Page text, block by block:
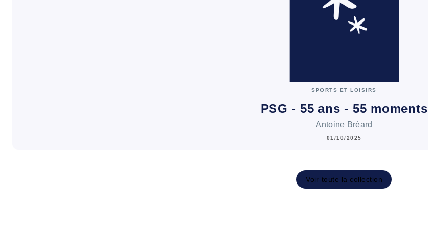
SPORTS ET LOISIRS
PSG - 55 ans - 55 moments
Antoine Bréard
01/10/2025
Voir toute la collection